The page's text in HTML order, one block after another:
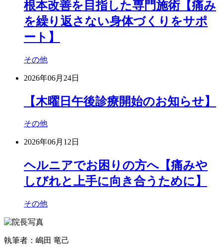
根本改善を目指した専門施術【痛み
を繰り返さない身体づくりをサポ
ート】
その他
2026年06月24日
【木曜日午後診療開始のお知らせ】
その他
2026年06月12日
ヘルニアでお困りの方へ【痛みや
しびれと上手に向き合うために】
その他
執筆者：嶋田 竜己